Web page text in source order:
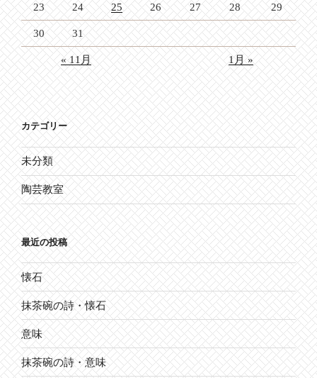
23 24 25 26 27 28 29
30 31
« 11月 1月 »
カテゴリー
未分類
陶芸教室
最近の投稿
懐石
抹茶碗の詩・懐石
意味
抹茶碗の詩・意味